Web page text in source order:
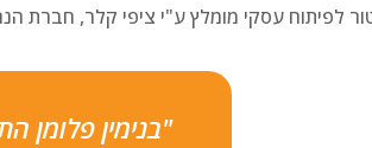
לפיתוח עסקי מומלץ ע"י ציפי קלר, חברת
"בנימין פלומן